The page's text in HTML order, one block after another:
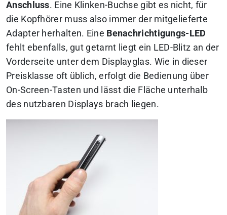
Anschluss. Eine Klinken-Buchse gibt es nicht, für
die Kopfhörer muss also immer der mitgelieferte
Adapter herhalten. Eine Benachrichtigungs-LED
fehlt ebenfalls, gut getarnt liegt ein LED-Blitz an der
Vorderseite unter dem Displayglas. Wie in dieser
Preisklasse oft üblich, erfolgt die Bedienung über
On-Screen-Tasten und lässt die Fläche unterhalb
des nutzbaren Displays brach liegen.